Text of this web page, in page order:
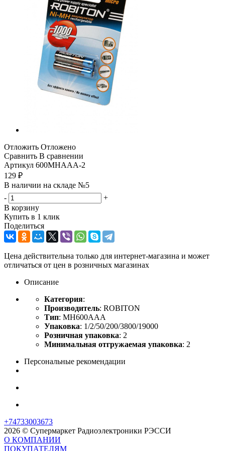
Отложить Отложено
Сравнить В сравнении
Артикул 600MHAAA-2
129 ₽
В наличии на складе №5
-
+
В корзину
Купить в 1 клик
Поделиться
Цена действительна только для интернет-магазина и может
отличаться от цен в розничных магазинах
Описание
Категория:
Производитель: ROBITON
Тип: MH600AAA
Упаковка: 1/2/50/200/3800/19000
Розничная упаковка: 2
Минимальная отгружаемая упаковка: 2
Персональные рекомендации
+74733003673
2026 © Супермаркет Радиоэлектроники РЭССИ
О КОМПАНИИ
ПОКУПАТЕЛЯМ